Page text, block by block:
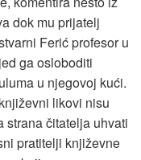
dok mu prijatelj
Ferić profesor u
ga osloboditi
u njegovoj kući.
likovi nisu
strana čitatelja uhvati
pratitelji književne